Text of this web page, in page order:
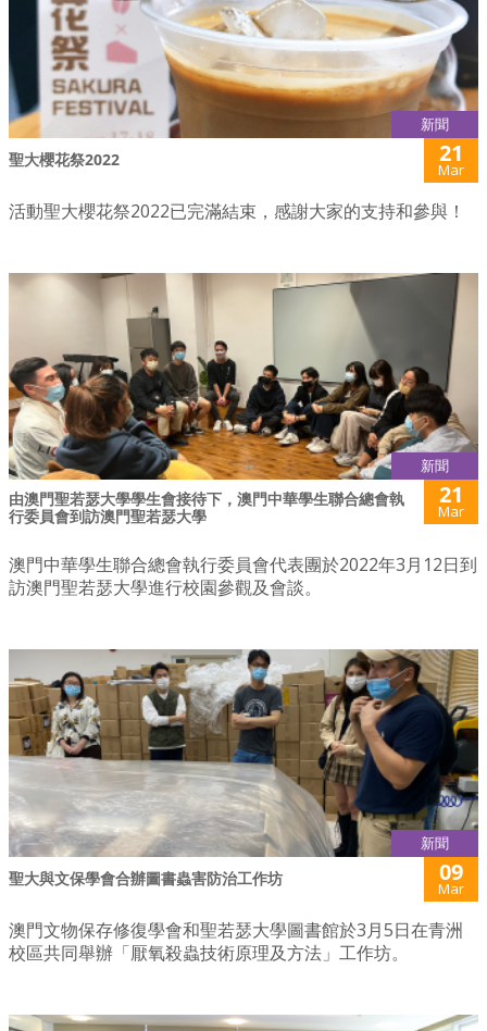
新聞
聖大櫻花祭2022 21
Mar
活動聖大櫻花祭2022已完滿結束，感謝大家的支持和參與！
新聞
由澳門聖若瑟大學學生會接待下，澳門中華學生聯合總會執
行委員會到訪澳門聖若瑟大學
21
Mar
澳門中華學生聯合總會執行委員會代表團於2022年3月12日到
訪澳門聖若瑟大學進行校園參觀及會談。
新聞
聖大與文保學會合辦圖書蟲害防治工作坊 09
Mar
澳門文物保存修復學會和聖若瑟大學圖書館於3月5日在青洲
校區共同舉辦「厭氧殺蟲技術原理及方法」工作坊。